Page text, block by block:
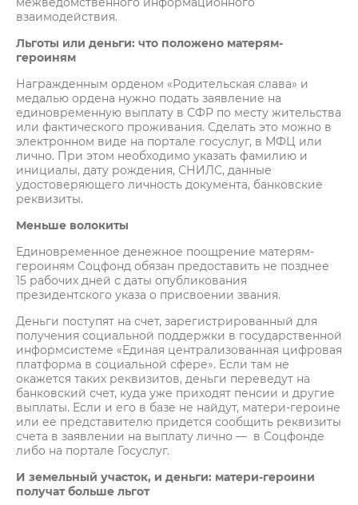
взаимодействия.
Льготы или деньги: что положено матерям-
героиням
Награжденным орденом «Родительская слава» и
медалью ордена нужно подать заявление на
единовременную выплату в СФР по месту жительства
или фактического проживания. Сделать это можно в
электронном виде на портале госуслуг, в МФЦ или
лично. При этом необходимо указать фамилию и
инициалы, дату рождения, СНИЛС, данные
удостоверяющего личность документа, банковские
реквизиты.
Меньше волокиты
Единовременное денежное поощрение матерям-
героиням Соцфонд обязан предоставить не позднее
15 рабочих дней с даты опубликования
президентского указа о присвоении звания.
Деньги поступят на счет, зарегистрированный для
получения социальной поддержки в государственной
информсистеме «Единая централизованная цифровая
платформа в социальной сфере». Если там не
окажется таких реквизитов, деньги переведут на
банковский счет, куда уже приходят пенсии и другие
выплаты. Если и его в базе не найдут, матери-героине
или ее представителю придется сообщить реквизиты
счета в заявлении на выплату лично — в Соцфонде
либо на портале Госуслуг.
И земельный участок, и деньги: матери-героини
получат больше льгот